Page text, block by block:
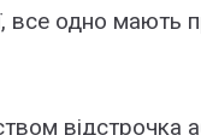
все одно мають
відстрочка